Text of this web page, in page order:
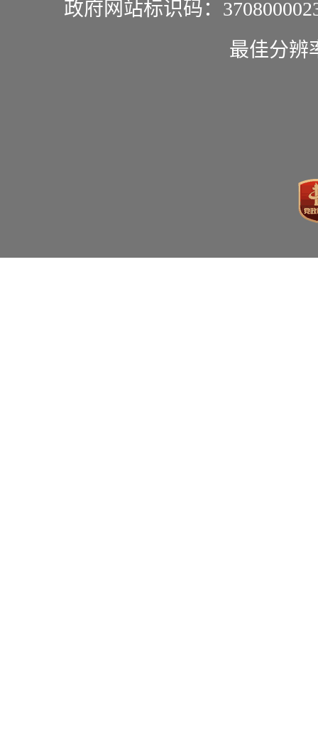
政府网站标识码：
最佳分辨